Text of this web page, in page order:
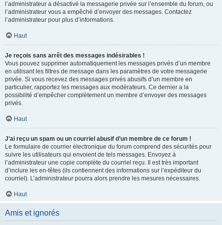
l’administrateur a désactivé la messagerie privée sur l’ensemble du forum, ou
l’administrateur vous a empêché d’envoyer des messages. Contactez
l’administrateur pour plus d’informations.
Haut
Je reçois sans arrêt des messages indésirables !
Vous pouvez supprimer automatiquement les messages privés d’un membre
en utilisant les filtres de message dans les paramètres de votre messagerie
privée. Si vous recevez des messages privés abusifs d’un membre en
particulier, rapportez les messages aux modérateurs. Ce dernier a la
possibilité d’empêcher complètement un membre d’envoyer des messages
privés.
Haut
J’ai reçu un spam ou un courriel abusif d’un membre de ce forum !
Le formulaire de courrier électronique du forum comprend des sécurités pour
suivre les utilisateurs qui envoient de tels messages. Envoyez à
l’administrateur une copie complète du courriel reçu. Il est très important
d’inclure les en-têtes (ils contiennent des informations sur l’expéditeur du
courriel). L’administrateur pourra alors prendre les mesures nécessaires.
Haut
Amis et ignorés